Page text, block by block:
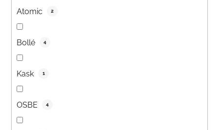
Atomic 2
Bollé 4
Kask 1
OSBE 4